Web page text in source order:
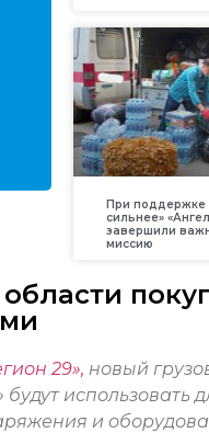
При поддержке
сильнее»
завершили
миссию
29», новый
будут
и